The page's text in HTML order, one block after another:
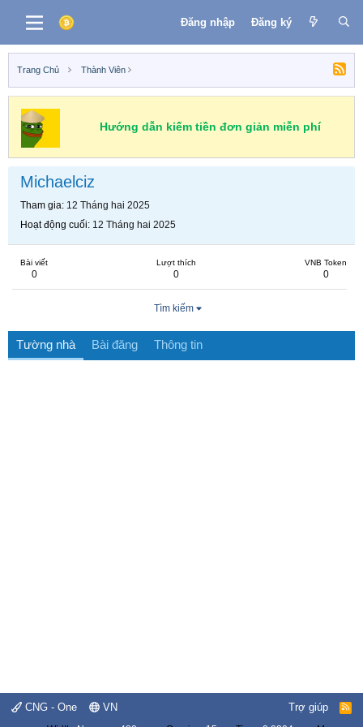
Đăng nhập Đăng ký
Trang Chủ Thành Viên
Hướng dẫn kiếm tiền đơn giản miễn phí
Michaelciz
Tham gia 12 Tháng hai 2025
Hoạt động cuối 12 Tháng hai 2025
Bài viết
0
Lượt thích
0
VNB Token
0
Tìm kiếm
Tường nhà Bài đăng Thông tin
CNG - One VN Trợ giúp
R